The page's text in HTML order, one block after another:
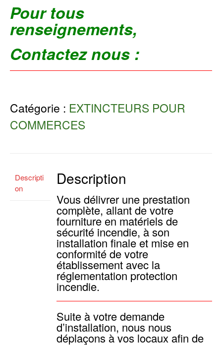
Pour tous
renseignements,
Contactez nous :
Catégorie : EXTINCTEURS POUR
COMMERCES
Descripti
on
Description
Vous délivrer une prestation
complète, allant de votre
fourniture en matériels de
sécurité incendie, à son
installation finale et mise en
conformité de votre
établissement avec la
réglementation protection
incendie.
Suite à votre demande
d’installation, nous nous
déplaçons à vos locaux afin de